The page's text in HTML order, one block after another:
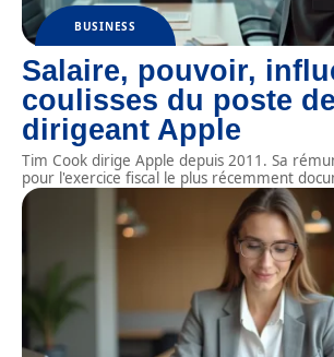
BUSINESS
Salaire, pouvoir,
coulisses du poste de
dirigeant Apple
Tim Cook dirige Apple depuis 2011. Sa
pour l'exercice fiscal le plus récemment